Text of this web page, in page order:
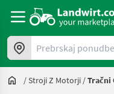
Prebrskaj ponudbe
/Stroji Z Motorji /Tračni